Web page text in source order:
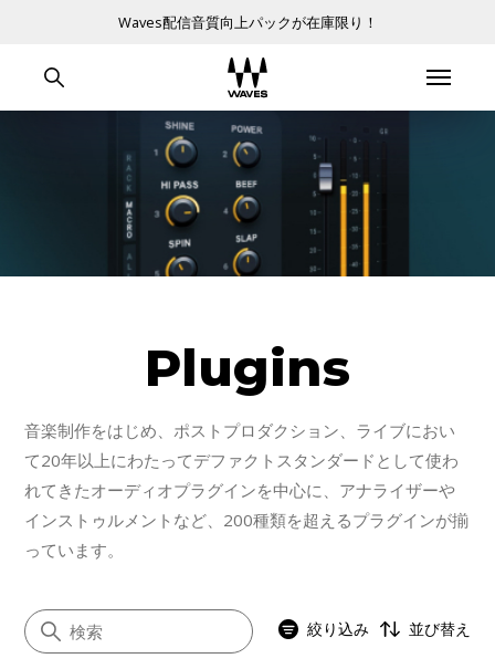
Waves配信音質向上パックが在庫限り！
Plugins
音楽制作をはじめ、ポストプロダクション、ライブにおい
て20年以上にわたってデファクトスタンダードとして使わ
れてきたオーディオプラグインを中心に、アナライザーや
インストゥルメントなど、200種類を超えるプラグインが揃
っています。
絞り込み 並び替え